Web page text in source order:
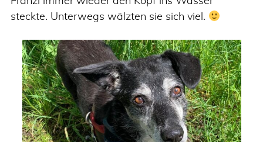
steckte. Unterwegs wälzten sie sich viel.